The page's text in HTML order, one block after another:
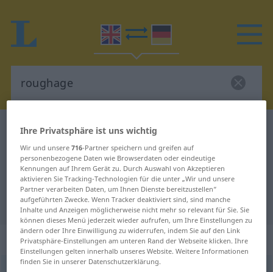
Englisch-Deutsch Wörterbuch
Englisch-Deutsch Übersetzung für
"roughage"
"roughage" Deutsch Übersetzung
„roughage“: noun
Ihre Privatsphäre ist uns wichtig
Wir und unsere716-Partner speichern und greifen auf
personenbezogene Daten wie Browserdaten oder eindeutige
Kennungen auf Ihrem Gerät zu. Durch Auswahl von Akzeptieren
aktivieren Sie Tracking-Technologien für die unter „Wir und unsere
Partner verarbeiten Daten, um Ihnen Dienste bereitzustellen“
aufgeführten Zwecke. Wenn Tracker deaktiviert sind, sind manche
Inhalte und Anzeigen möglicherweise nicht mehr so relevant für Sie. Sie
können dieses Menü jederzeit wieder aufrufen, um Ihre Einstellungen zu
ändern oder Ihre Einwilligung zu widerrufen, indem Sie auf den Link
Privatsphäre-Einstellungen am unteren Rand der Webseite klicken. Ihre
Einstellungen gelten innerhalb unseres Website. Weitere Informationen
finden Sie in unserer Datenschutzerklärung.